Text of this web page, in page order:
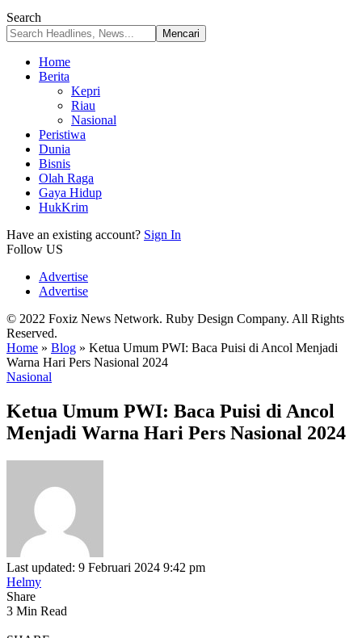
Search
Home
Berita
Kepri
Riau
Nasional
Peristiwa
Dunia
Bisnis
Olah Raga
Gaya Hidup
HukKrim
Have an existing account? Sign In
Follow US
Advertise
Advertise
© 2022 Foxiz News Network. Ruby Design Company. All Rights
Reserved.
Home » Blog » Ketua Umum PWI: Baca Puisi di Ancol Menjadi
Warna Hari Pers Nasional 2024
Nasional
Ketua Umum PWI: Baca Puisi di Ancol
Menjadi Warna Hari Pers Nasional 2024
Last updated: 9 Februari 2024 9:42 pm
Helmy
Share
3 Min Read